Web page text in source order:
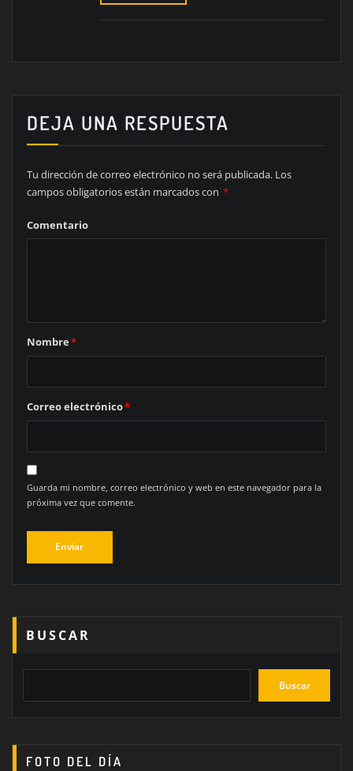
DEJA UNA RESPUESTA
Tu dirección de correo electrónico no será publicada. Los
campos obligatorios están marcados con *
Comentario
Nombre*
Correo electrónico*
Guarda mi nombre, correo electrónico y web en este navegador para la
próxima vez que comente.
BUSCAR
Buscar
FOTO DEL DÍA